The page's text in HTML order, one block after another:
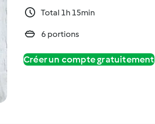
Total 1h 15min
6 portions
Créer un compte gratuitement